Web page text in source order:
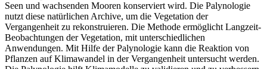
Seen und wachsenden Mooren konserviert wird. Die Palynologie
nutzt diese natürlichen Archive, um die Vegetation der
Vergangenheit zu rekonstruieren. Die Methode ermöglicht Langzeit-
Beobachtungen der Vegetation, mit unterschiedlichen
Anwendungen. Mit Hilfe der Palynologie kann die Reaktion von
Pflanzen auf Klimawandel in der Vergangenheit untersucht werden.